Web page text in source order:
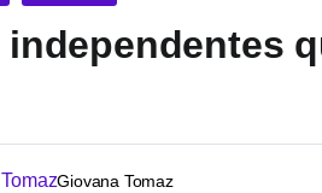
Giovana Tomaz